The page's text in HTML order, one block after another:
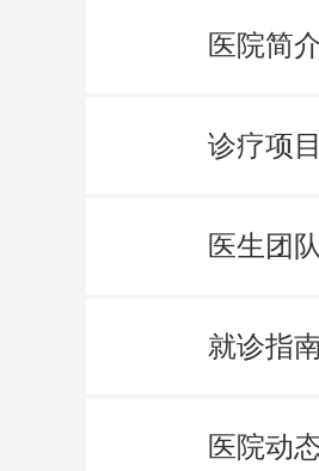
医院简
诊疗项目
医生团队
就诊指
医院动